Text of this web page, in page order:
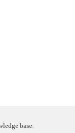
base.